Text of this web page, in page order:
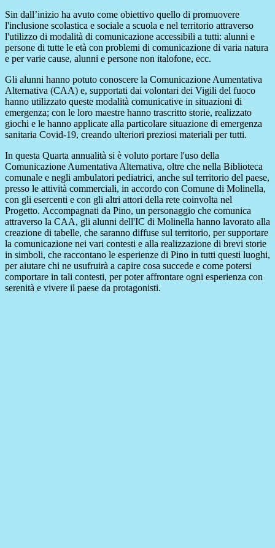
Sin dall’inizio ha avuto come obiettivo quello di promuovere
l'inclusione scolastica e sociale a scuola e nel territorio attraverso
l'utilizzo di modalità di comunicazione accessibili a tutti: alunni e
persone di tutte le età con problemi di comunicazione di varia natura
e per varie cause, alunni e persone non italofone, ecc.
Gli alunni hanno potuto conoscere la Comunicazione Aumentativa
Alternativa (CAA) e, supportati dai volontari dei Vigili del fuoco
hanno utilizzato queste modalità comunicative in situazioni di
emergenza; con le loro maestre hanno trascritto storie, realizzato
giochi e le hanno applicate alla particolare situazione di emergenza
sanitaria Covid-19, creando ulteriori preziosi materiali per tutti.
In questa Quarta annualità si è voluto portare l'uso della
Comunicazione Aumentativa Alternativa, oltre che nella Biblioteca
comunale e negli ambulatori pediatrici, anche sul territorio del paese,
presso le attività commerciali, in accordo con Comune di Molinella,
con gli esercenti e con gli altri attori della rete coinvolta nel
Progetto. Accompagnati da Pino, un personaggio che comunica
attraverso la CAA, gli alunni dell'IC di Molinella hanno lavorato alla
creazione di tabelle, che saranno diffuse sul territorio, per supportare
la comunicazione nei vari contesti e alla realizzazione di brevi storie
in simboli, che raccontano le esperienze di Pino in tutti questi luoghi,
per aiutare chi ne usufruirà a capire cosa succede e come potersi
comportare in tali contesti, per poter affrontare ogni esperienza con
serenità e vivere il paese da protagonisti.